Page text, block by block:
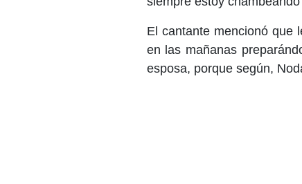
El cantante mencionó que
en las mañanas
esposa, porque según,